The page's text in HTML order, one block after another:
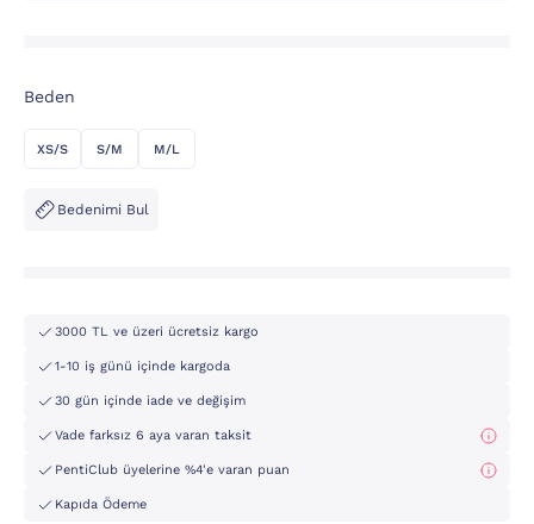
Beden
XS/S S/M M/L
Bedenimi Bul
3000 TL ve üzeri ücretsiz kargo
1-10 iş günü içinde kargoda
30 gün içinde iade ve değişim
Vade farksız 6 aya varan taksit
PentiClub üyelerine %4'e varan puan
Kapıda Ödeme